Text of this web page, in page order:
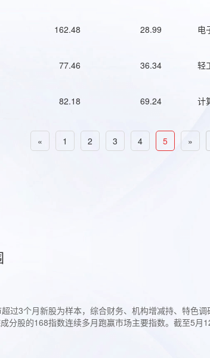
162.48 28.99 电
77.46 36.34 轻
82.18 69.24 计
« 1 2 3 4 5 »
过3个月新股为样本，综合财务、机构增减持、特色调
分股的168指数连续多月跑赢市场主要指数。截至5月